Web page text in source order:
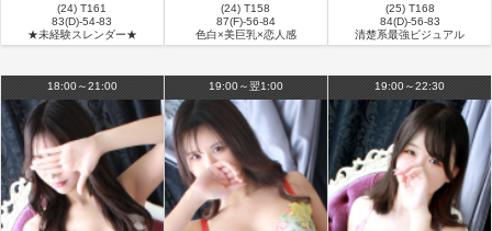
お客様の名前：ｙ様
満足度：★★★★★
ャワーのちベッドへ、最近キスが気持ち良すぎて長い時間キスしてる気がしま
す、お互いしっかり気持ちよくなり大満足で夢の時間はおわりましたが、しっ
かり次回の再会を約束しました、今日もありがとう
■お客様の名前：K様
満足度：★★★★★
コメント：チャイムが鳴ってホテルのドアを開けると、いつもの可愛い笑顔の
莉愛ちゃん。それだけで日頃の疲れストレスが和らぐ。服を脱げばそのバツグ
(24) T161
83(D)-54-83
★未経験スレンダー★
(24) T158
87(F)-56-84
色白×美巨乳×恋人感
(25) T168
84(D)-56-83
清楚系最強ビジュアル
18:00～21:00 19:00～翌1:00 19:00～22:30